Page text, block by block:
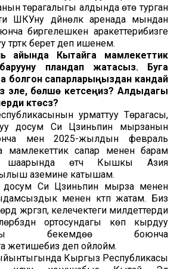
төрагалыгы алдында өтө турган
ШКУну дүйнөлүк аренада мындан
биргелешкен аракеттерибизге
түрткү берет деп ишенем.
айында Кытайга мамлекеттик
пландап жатасыз. Буга
болгон сапарларыңыздан кандай
эле, бөлүшө кетсеңиз? Алдыдагы
күтөсүз?
урматтуу Төрагасы,
досум Си Цзиньпин мырзанын
мен 2025-жылдын февраль
мамлекеттик сапар менен барам
өтүүчү Кышкы Азия
аземине катышам.
досум Си Цзиньпин мырза менен
менен күтүп жатам. Биз
жүргүзүп, келечектеги милдеттерди
ортосундагы көп кырдуу
бекемдөө боюнча
жетишебиз деп ойлойм.
Кыргыз Республикасы